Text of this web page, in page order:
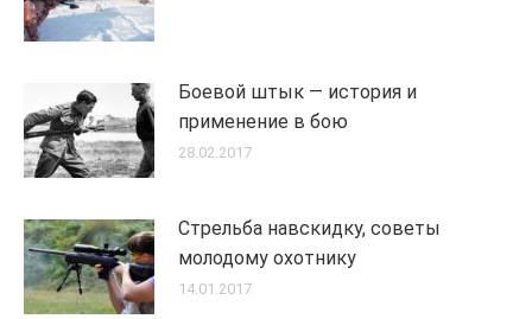
Боевой штык — история и
применение в бою
28.02.2017
Стрельба навскидку, советы
молодому охотнику
14.01.2017